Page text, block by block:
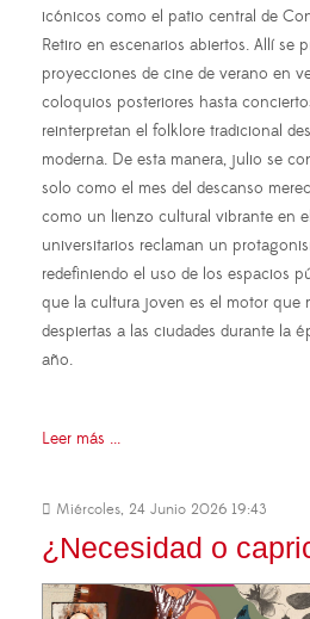
icónicos como el patio central de
Retiro en escenarios abiertos. Allí se
proyecciones de cine de verano en
coloquios posteriores hasta
reinterpretan el folklore tradicional
moderna. De esta manera, julio se
solo como el mes del descanso
como un lienzo cultural vibrante en
universitarios reclaman un
redefiniendo el uso de los espacios
que la cultura joven es el motor que
despiertas a las ciudades durante la
año.
Leer más ...
Miércoles, 24 Junio 2026 19:43
¿Necesidad o